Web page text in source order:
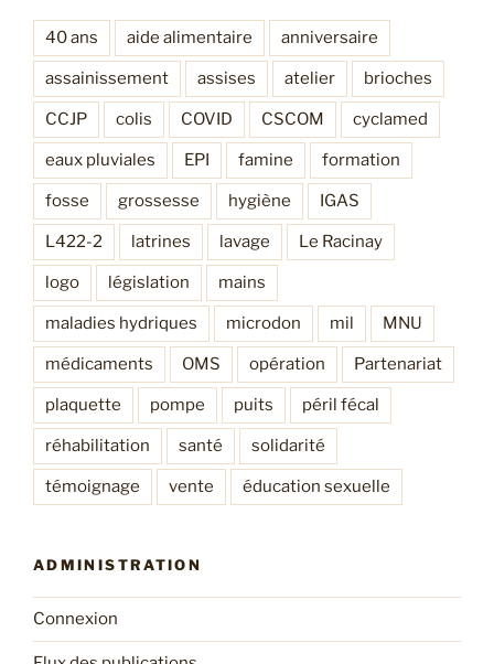
40 ans aide alimentaire anniversaire
assainissement assises atelier brioches
CCJP colis COVID CSCOM cyclamed
eaux pluviales EPI famine formation
fosse grossesse hygiène IGAS
L422-2 latrines lavage Le Racinay
logo législation mains
maladies hydriques microdon mil MNU
médicaments OMS opération Partenariat
plaquette pompe puits péril fécal
réhabilitation santé solidarité
témoignage vente éducation sexuelle
ADMINISTRATION
Connexion